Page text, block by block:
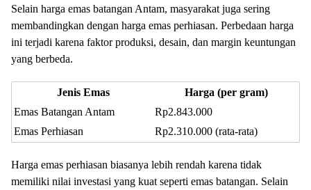
Selain harga emas batangan Antam, masyarakat juga sering
membandingkan dengan harga emas perhiasan. Perbedaan harga
ini terjadi karena faktor produksi, desain, dan margin keuntungan
yang berbeda.
Jenis Emas
Harga (per gram)
Emas Batangan Antam
Rp2.843.000
Emas Perhiasan
Rp2.310.000 (rata-rata)
Harga emas perhiasan biasanya lebih rendah karena tidak
memiliki nilai investasi yang kuat seperti emas batangan. Selain